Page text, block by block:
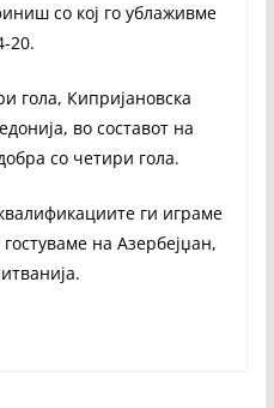
со кој го ублаживме
20.
гола, Кипријановска
во составот на
со четири гола.
ги играме
на Азербејџан,